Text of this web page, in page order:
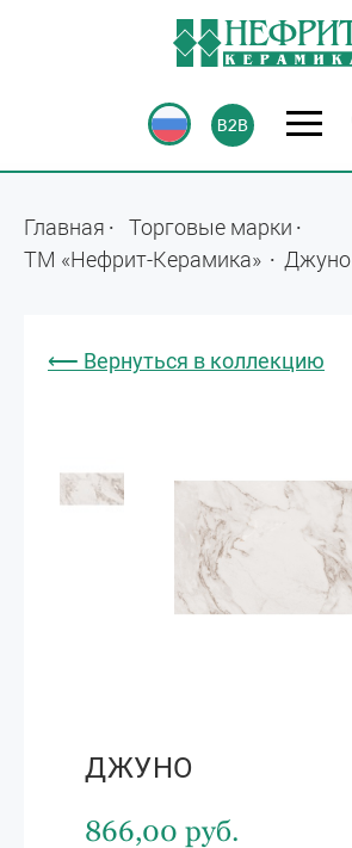
Главная
Торговые марки
ТМ «Нефрит-Керамика»
Джуно
⟵ Вернуться в коллекцию
ДЖУНО
866,00 руб.